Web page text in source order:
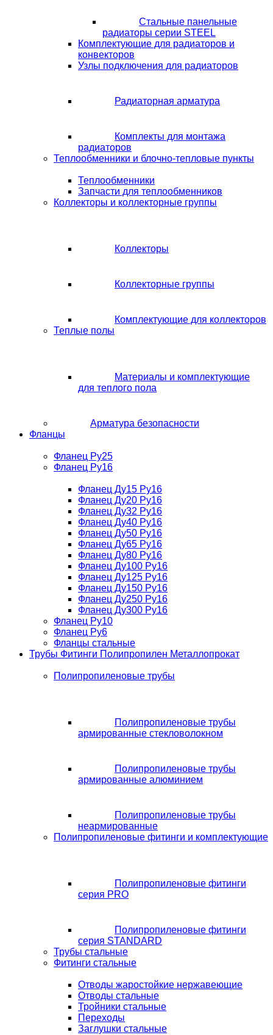
Стальные панельные
радиаторы серии STEEL
Комплектующие для радиаторов и
конвекторов
Узлы подключения для радиаторов
Радиаторная арматура
Комплекты для монтажа
радиаторов
Теплообменники и блочно-тепловые пункты
Теплообменники
Запчасти для теплообменников
Коллекторы и коллекторные группы
Коллекторы
Коллекторные группы
Комплектующие для коллекторов
Теплые полы
Материалы и комплектующие
для теплого пола
Арматура безопасности
Фланцы
Фланец Ру25
Фланец Ру16
Фланец Ду15 Ру16
Фланец Ду20 Ру16
Фланец Ду32 Ру16
Фланец Ду40 Ру16
Фланец Ду50 Ру16
Фланец Ду65 Ру16
Фланец Ду80 Ру16
Фланец Ду100 Ру16
Фланец Ду125 Ру16
Фланец Ду150 Ру16
Фланец Ду250 Ру16
Фланец Ду300 Ру16
Фланец Ру10
Фланец Ру6
Фланцы стальные
Трубы Фитинги Полипропилен Металлопрокат
Полипропиленовые трубы
Полипропиленовые трубы
армированные стекловолокном
Полипропиленовые трубы
армированные алюминием
Полипропиленовые трубы
неармированные
Полипропиленовые фитинги и комплектующие
Полипропиленовые фитинги
серия PRO
Полипропиленовые фитинги
серия STANDARD
Трубы стальные
Фитинги стальные
Отводы жаростойкие нержавеющие
Отводы стальные
Тройники стальные
Переходы
Заглушки стальные